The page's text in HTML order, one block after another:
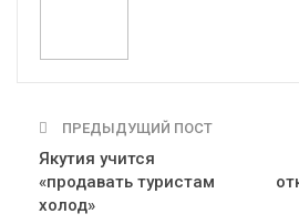
ПРЕДЫДУЩИЙ ПОСТ
Якутия учится
«продавать туристам
холод»